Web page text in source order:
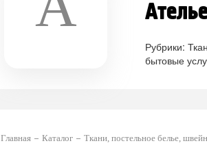
Рубрики:
бытовые
Главная Каталог Ткани, постельное белье,